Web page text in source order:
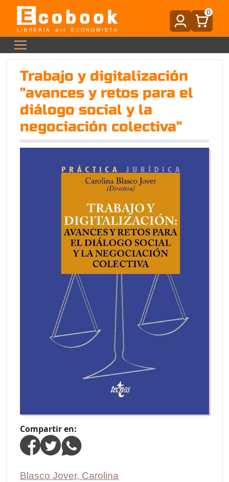
0
Trabajo y digitalización
"avances y retos para el
diálogo social y la
negociación colectiva"
Compartir en:
Blasco Jover, Carolina